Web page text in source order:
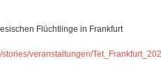
Flüchtlinge in Frankfurt
veranstaltungen/